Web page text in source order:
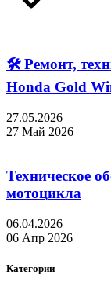
🛠 Ремонт,
Honda Gold
27.05.2026
27 Май 2026
Техническое
мотоцикла
06.04.2026
06 Апр 2026
Категории